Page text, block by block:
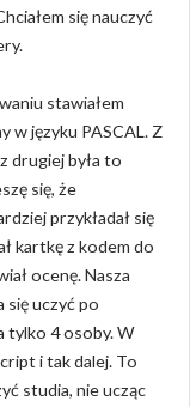
się nauczyć
stawiałem
w języku PASCAL. Z
drugiej była to
się, że
przykładał się
kartkę z kodem do
ocenę. Nasza
się uczyć po
tylko 4 osoby. W
i tak dalej. To
studia, nie ucząc